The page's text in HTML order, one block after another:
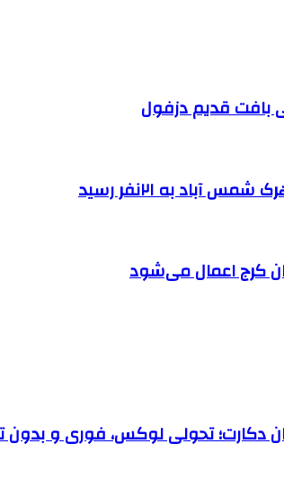
به ۲۱نفر رسید
کرج اعمال می‌شود
دکارت؛ تحولی لوکس، فوری و بدون